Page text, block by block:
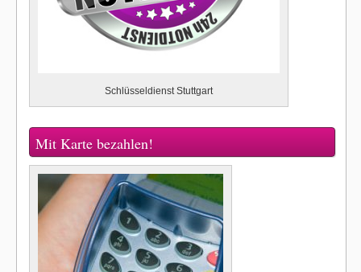
Schlüsseldienst Stuttgart
Mit Karte bezahlen!